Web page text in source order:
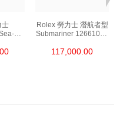
士
Rolex 勞力士 潛航者型
Submariner 126610ln-
117,000.00